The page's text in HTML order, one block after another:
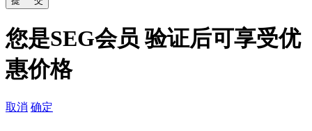
您是SEG会员 验证后可享受优
惠价格
取消 确定